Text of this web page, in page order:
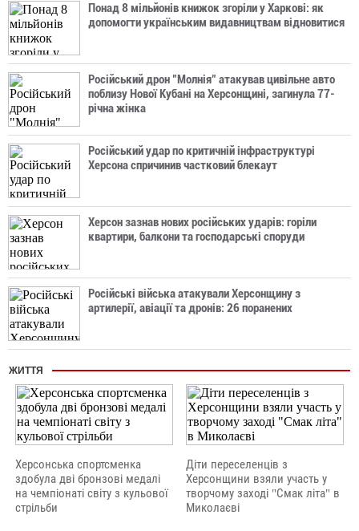
Понад 8 мільйонів книжок згоріли у Харкові: як
допомогти українським видавництвам відновитися
Російський дрон "Молнія" атакував цивільне авто
поблизу Нової Кубані на Херсонщині, загинула 77-
річна жінка
Російський удар по критичній інфраструктурі
Херсона спричинив частковий блекаут
Херсон зазнав нових російських ударів: горіли
квартири, балкони та господарські споруди
Російські війська атакували Херсонщину з
артилерії, авіації та дронів: 26 поранених
ЖИТТЯ
Херсонська спортсменка
здобула дві бронзові медалі
на чемпіонаті світу з кульової
стрільби
Діти переселенців з
Херсонщини взяли участь у
творчому заході "Смак літа" в
Миколаєві